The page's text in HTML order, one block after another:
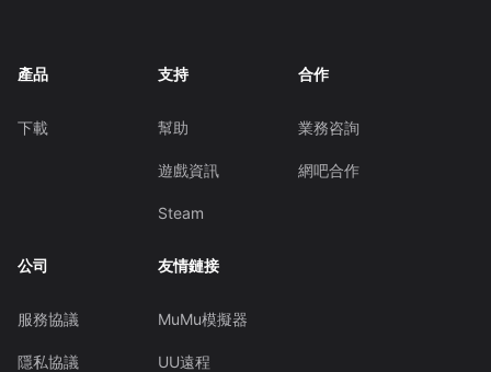
產品
下載
支持
幫助
遊戲資訊
Steam
合作
業務咨詢
網吧合作
公司
服務協議
隱私協議
友情鏈接
MuMu模擬器
UU遠程